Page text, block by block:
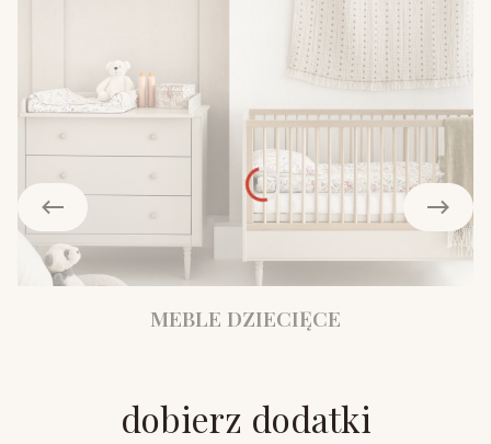
MEBLE DZIECIĘCE
dobierz dodatki